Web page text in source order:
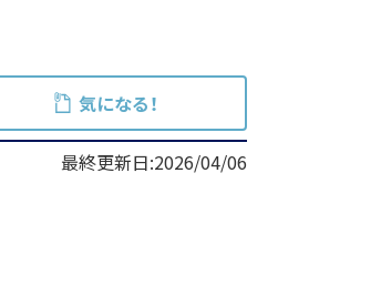
気になる！
最終更新日:2026/04/06